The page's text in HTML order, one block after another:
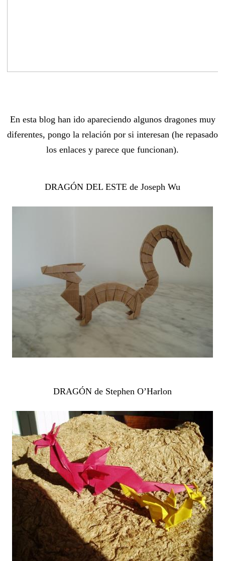
En esta blog han ido apareciendo algunos dragones muy
diferentes, pongo la relación por si interesan (he repasado
los enlaces y parece que funcionan).
DRAGÓN DEL ESTE de Joseph Wu
DRAGÓN de Stephen O’Harlon